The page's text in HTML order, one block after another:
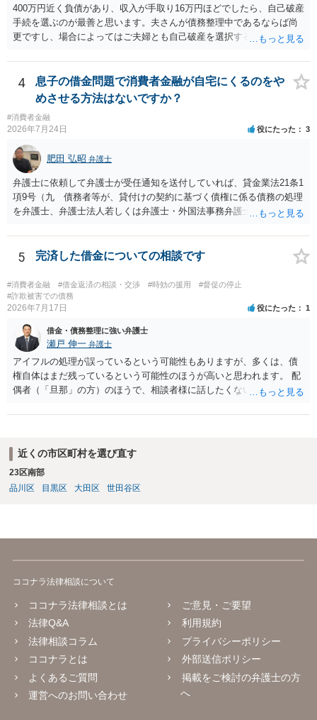
400万円近く負債があり、収入が手取り16万円ほどでしたら、自己破産
手続を選ぶのが最善と思います。夫さんが債務整理中であるならば尚
更ですし、場合によってはご夫婦とも自己破産を選択する方法もある
4
息子の借金問題で消費者金融が自宅にくるのをや
めさせる方法はないですか？
#消費者金融
2026年7月24日 役にたった 3
肥田 弘昭 弁護士
弁護士に依頼して弁護士が受任通知を送付していれば、貸金業法21条1
項9号（九 債務者等が、貸付けの契約に基づく債権に係る債務の処理
を弁護士、弁護士法人若しくは弁護士・外国法事務弁護士共同法人若
等」という。）に委託し、又はその処理のため必要な裁判所における
民事事件に関する手続をとり、弁護士等又は裁判所から書面によりそ
に対し、電話をかけ、電報を送達し、若しくはファクシミリ装置を用
いて送信し、又は訪問する方法により、当該債務を弁済することを要
求し、これに対し債務者等から直接要求しないよう求められたにもか
かわらず、更にこれらの方法で当該債務を弁済することを要求するこ
と。）に違反しています。監督官庁に行政処分を求める、裁判所に仮
処分申請、不退去罪が成立すれば警察に通報などの対応が考えられま
す。ご参考にしてください。
5 完済した借金についての相談です
#消費者金融 #借金返済の相談・交渉 #時効の援用
#督促の停止
#詐欺被害での債務
2026年7月17日 役にたった 1
借金・債務整理に強い弁護士
瀬戸 伸一 弁護士
アイフルの処理が誤っているという可能性もありますが、多くは、債
権自体はまだ残っているという可能性のほうが高いと思われます。 配
偶者（「旦那」の方）のほうで、相談者様に話したくない事情等もあ
援用という方法も取れる可能性があるため、御主人に法律事務所に相
せない事情もあるかもしれないのでおひとりで行ってもらうほうがい
いかもしれません。 配偶者の債務がある状態で配偶者が亡くなると債
務を相談者様が相続するという状態になる（相続放棄などの亡くなっ
てからの方法もありますが）ため、相談者様にも関係することだとし
近くの市区町村を選び直す
23区南部
品川区
目黒区 大田区 世田谷区
ココナラ法律相談について
ココナラ法律相談とは
法律Q&A
法律相談コラム
ココナラとは
よくあるご質問
運営へのお問い合わせ
ご意見・ご要望
利用規約
プライバシーポリシー
外部送信ポリシー
掲載をご検討の弁護士の方
へ